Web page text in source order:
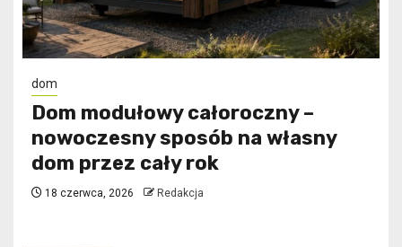
dom
Dom modułowy całoroczny –
nowoczesny sposób na własny
dom przez cały rok
18 czerwca, 2026 Redakcja